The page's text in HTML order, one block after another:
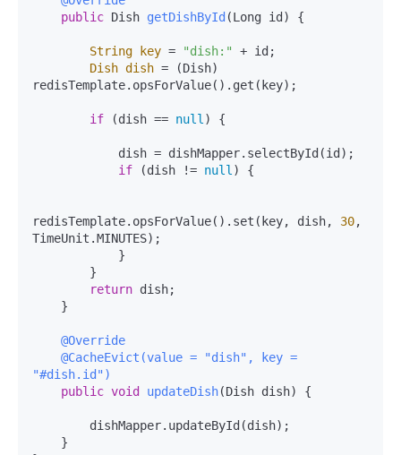
public Dish getDishById (Long id) {
String key = "dish:"
+ id;
Dish dish = (Dish)
redisTemplate.opsForValue().get(key);
if (dish == null ) {
if (dish != null ) {
redisTemplate.opsForValue().set(key, dish, 30,
TimeUnit.MINUTES);
return dish;
@Override
@CacheEvict(value = "dish", key =
"#dish.id")
public void updateDish(Dish dish) {